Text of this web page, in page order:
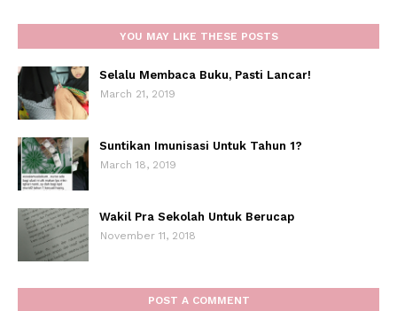
YOU MAY LIKE THESE POSTS
Selalu Membaca Buku, Pasti Lancar!
March 21, 2019
Suntikan Imunisasi Untuk Tahun 1?
March 18, 2019
Wakil Pra Sekolah Untuk Berucap
November 11, 2018
POST A COMMENT